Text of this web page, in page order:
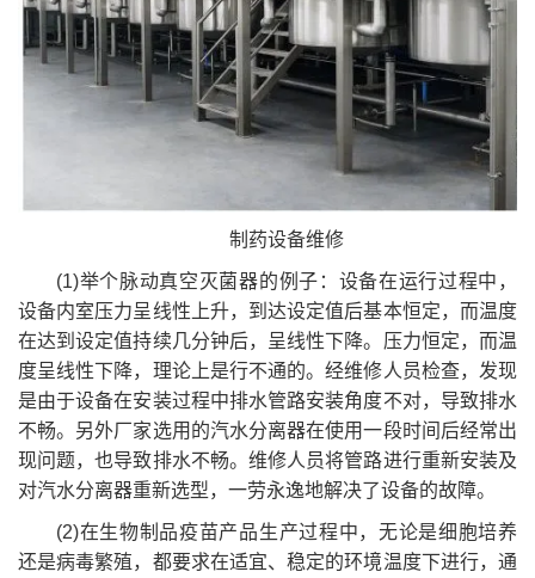
制药设备维修
(1)举个脉动真空灭菌器的例子：设备在运行过程中，
设备内室压力呈线性上升，到达设定值后基本恒定，而温度
在达到设定值持续几分钟后，呈线性下降。压力恒定，而温
度呈线性下降，理论上是行不通的。经维修人员检查，发现
是由于设备在安装过程中排水管路安装角度不对，导致排水
不畅。另外厂家选用的汽水分离器在使用一段时间后经常出
现问题，也导致排水不畅。维修人员将管路进行重新安装及
对汽水分离器重新选型，一劳永逸地解决了设备的故障。
(2)在生物制品疫苗产品生产过程中，无论是细胞培养
还是病毒繁殖，都要求在适宜、稳定的环境温度下进行，通